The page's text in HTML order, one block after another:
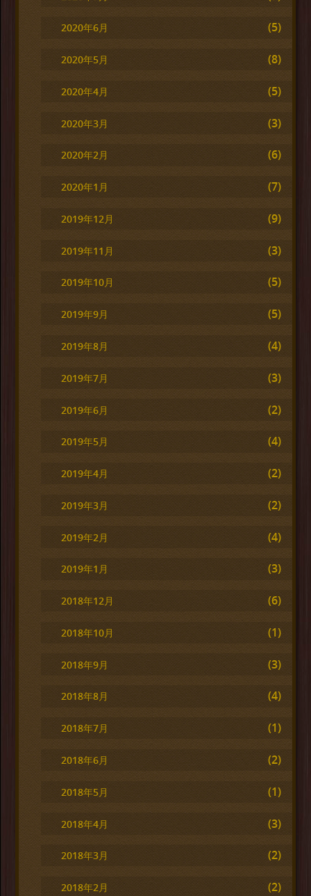
2020年6月 (5)
2020年5月 (8)
2020年4月 (5)
2020年3月 (3)
2020年2月 (6)
2020年1月 (7)
2019年12月 (9)
2019年11月 (3)
2019年10月 (5)
2019年9月 (5)
2019年8月 (4)
2019年7月 (3)
2019年6月 (2)
2019年5月 (4)
2019年4月 (2)
2019年3月 (2)
2019年2月 (4)
2019年1月 (3)
2018年12月 (6)
2018年10月 (1)
2018年9月 (3)
2018年8月 (4)
2018年7月 (1)
2018年6月 (2)
2018年5月 (1)
2018年4月 (3)
2018年3月 (2)
2018年2月 (2)